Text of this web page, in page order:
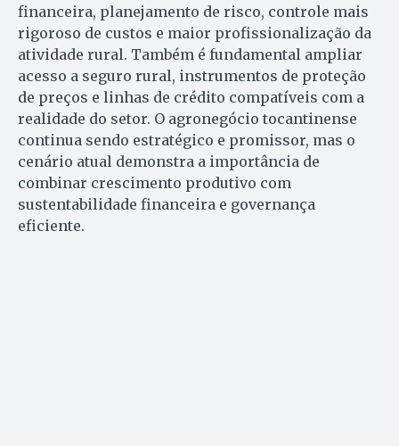
financeira, planejamento de risco, controle mais
rigoroso de custos e maior profissionalização da
atividade rural. Também é fundamental ampliar
acesso a seguro rural, instrumentos de proteção
de preços e linhas de crédito compatíveis com a
realidade do setor. O agronegócio tocantinense
continua sendo estratégico e promissor, mas o
cenário atual demonstra a importância de
combinar crescimento produtivo com
sustentabilidade financeira e governança
eficiente.